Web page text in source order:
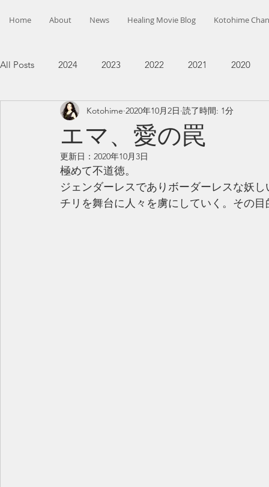
Home About News Healing Movie Blog Kotohime
All Posts 2024 2023 2022 2021 2020
エマ、愛の罠
Kotohime 2020年10月2日 読了時間: 1分
更新日： 2020年10月3日
極めて不道徳。
ジェンダーレスでありボーダーレスな妖
チリを舞台に人々を虜にしていく。その